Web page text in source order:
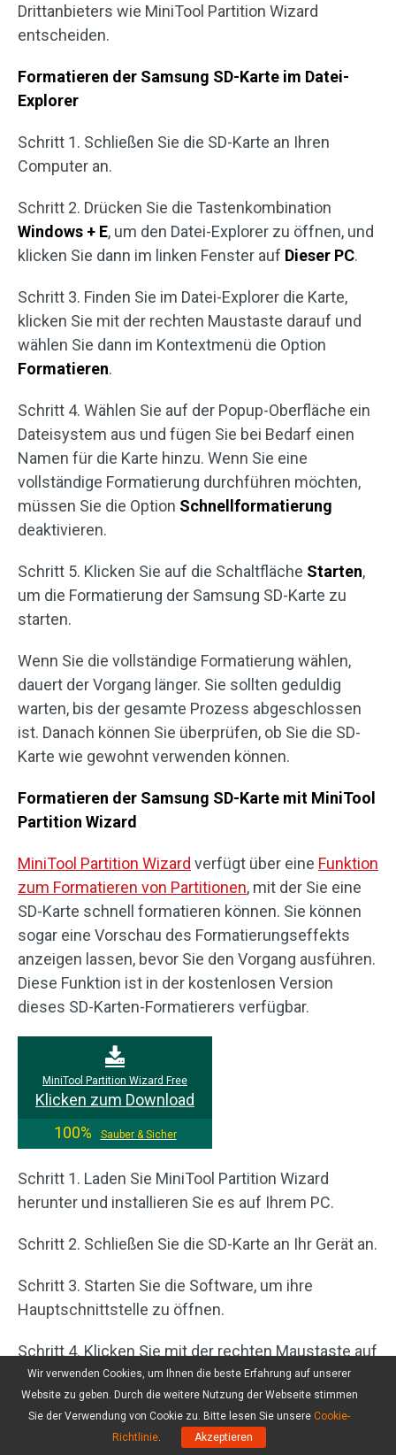
Drittanbieters wie MiniTool Partition Wizard
entscheiden.
Formatieren der Samsung SD-Karte im Datei-
Explorer
Schritt 1. Schließen Sie die SD-Karte an Ihren
Computer an.
Schritt 2. Drücken Sie die Tastenkombination
Windows + E, um den Datei-Explorer zu öffnen, und
klicken Sie dann im linken Fenster auf Dieser PC.
Schritt 3. Finden Sie im Datei-Explorer die Karte,
klicken Sie mit der rechten Maustaste darauf und
wählen Sie dann im Kontextmenü die Option
Formatieren.
Schritt 4. Wählen Sie auf der Popup-Oberfläche ein
Dateisystem aus und fügen Sie bei Bedarf einen
Namen für die Karte hinzu. Wenn Sie eine
vollständige Formatierung durchführen möchten,
müssen Sie die Option Schnellformatierung
deaktivieren.
Schritt 5. Klicken Sie auf die Schaltfläche Starten,
um die Formatierung der Samsung SD-Karte zu
starten.
Wenn Sie die vollständige Formatierung wählen,
dauert der Vorgang länger. Sie sollten geduldig
warten, bis der gesamte Prozess abgeschlossen
ist. Danach können Sie überprüfen, ob Sie die SD-
Karte wie gewohnt verwenden können.
Formatieren der Samsung SD-Karte mit MiniTool
Partition Wizard
MiniTool Partition Wizard verfügt über eine Funktion
zum Formatieren von Partitionen, mit der Sie eine
SD-Karte schnell formatieren können. Sie können
sogar eine Vorschau des Formatierungseffekts
anzeigen lassen, bevor Sie den Vorgang ausführen.
Diese Funktion ist in der kostenlosen Version
dieses SD-Karten-Formatierers verfügbar.
MiniTool Partition Wizard Free
Klicken zum Download
100%
Sauber & Sicher
Schritt 1. Laden Sie MiniTool Partition Wizard
herunter und installieren Sie es auf Ihrem PC.
Schritt 2. Schließen Sie die SD-Karte an Ihr Gerät an.
Schritt 3. Starten Sie die Software, um ihre
Hauptschnittstelle zu öffnen.
Schritt 4. Klicken Sie mit der rechten Maustaste auf
die SD-Karte und wählen Sie Formatieren aus dem
Pop-up-Menü (oder wählen Sie Partition
formatieren aus dem linken Aktionsfeld). Legen Sie
dann die Partitionsbezeichnung, das Dateisystem
Wir verwenden Cookies, um Ihnen die beste Erfahrung auf unserer
Website zu geben. Durch die weitere Nutzung der Webseite stimmen
Sie der Verwendung von Cookie zu. Bitte lesen Sie unsere Cookie-
Richtlinie. Akzeptieren